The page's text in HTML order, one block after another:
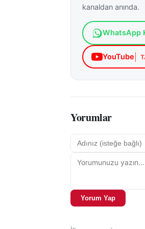
kararlılıkla
Valiliği(https://
https://
Bu gelişmeyle
haberleri
kanaldan anında.
WhatsApp
YouTube
Yorumlar
Yorum Yap